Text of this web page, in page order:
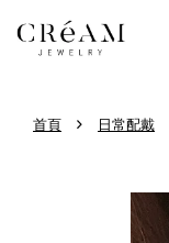
首頁 › 日常配戴